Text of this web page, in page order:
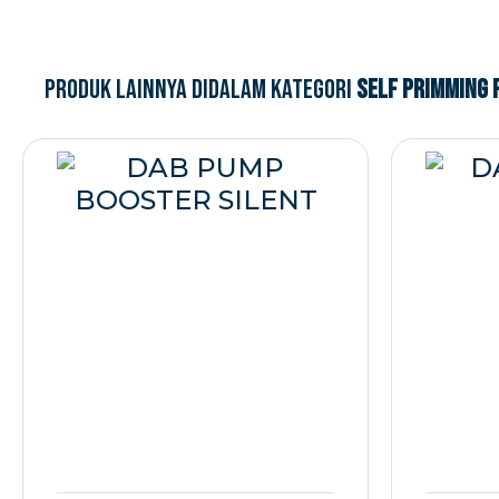
Produk lainnya didalam kategori Self Primming